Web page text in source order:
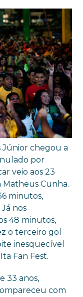
Júnior chegou a
por
veio aos 23
Cunha.
minutos,
nos
48 minutos,
o terceiro gol
inesquecível
Fan Fest.
33 anos,
com